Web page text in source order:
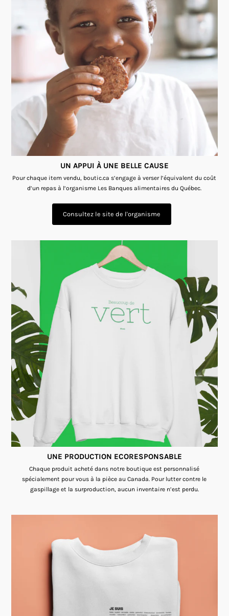
UN APPUI À UNE BELLE CAUSE
Pour chaque item vendu, boutic.ca s’engage à verser l’équivalent du coût
d’un repas à l’organisme Les Banques alimentaires du Québec.
Consultez le site de l'organisme
UNE PRODUCTION ECORESPONSABLE
Chaque produit acheté dans notre boutique est personnalisé
spécialement pour vous à la pièce au Canada. Pour lutter contre le
gaspillage et la surproduction, aucun inventaire n’est perdu.